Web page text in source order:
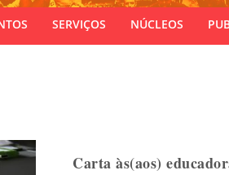
SERVIÇOS NÚCLEOS
Carta às(aos)